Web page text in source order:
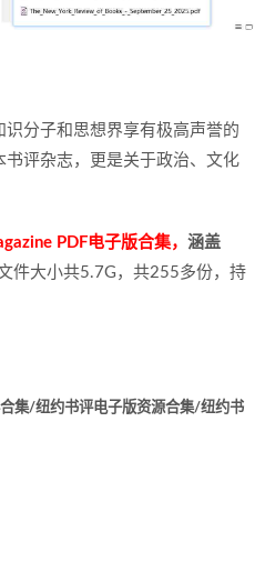
识分子和思想界享有极高声誉的
评杂志，更是关于政治、文化
PDF电子版合集， 涵盖
件大小共5.7G，共255多份，持
集/纽约书评电子版资源合集/纽约书